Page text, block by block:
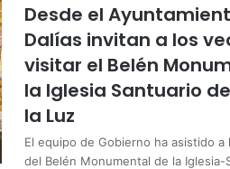
Desde el
Dalías invitan a los
visitar el Belén
la Iglesia Santuario
la Luz
El equipo de Gobierno ha asistido a
del Belén Monumental de la Iglesia-